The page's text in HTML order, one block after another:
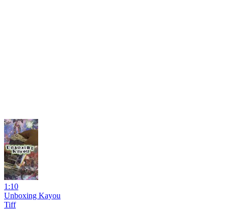
1:10
Unboxing Kayou
Tiff